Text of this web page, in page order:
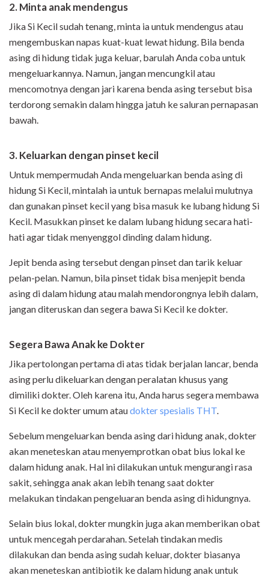
2. Minta anak mendengus
Jika Si Kecil sudah tenang, minta ia untuk mendengus atau
mengembuskan napas kuat-kuat lewat hidung. Bila benda
asing di hidung tidak juga keluar, barulah Anda coba untuk
mengeluarkannya. Namun, jangan mencungkil atau
mencomotnya dengan jari karena benda asing tersebut bisa
terdorong semakin dalam hingga jatuh ke saluran pernapasan
bawah.
3. Keluarkan dengan pinset kecil
Untuk mempermudah Anda mengeluarkan benda asing di
hidung Si Kecil, mintalah ia untuk bernapas melalui mulutnya
dan gunakan pinset kecil yang bisa masuk ke lubang hidung Si
Kecil. Masukkan pinset ke dalam lubang hidung secara hati-
hati agar tidak menyenggol dinding dalam hidung.
Jepit benda asing tersebut dengan pinset dan tarik keluar
pelan-pelan. Namun, bila pinset tidak bisa menjepit benda
asing di dalam hidung atau malah mendorongnya lebih dalam,
jangan diteruskan dan segera bawa Si Kecil ke dokter.
Segera Bawa Anak ke Dokter
Jika pertolongan pertama di atas tidak berjalan lancar, benda
asing perlu dikeluarkan dengan peralatan khusus yang
dimiliki dokter. Oleh karena itu, Anda harus segera membawa
Si Kecil ke dokter umum ataudokter spesialis THT.
Sebelum mengeluarkan benda asing dari hidung anak, dokter
akan meneteskan atau menyemprotkan obat bius lokal ke
dalam hidung anak. Hal ini dilakukan untuk mengurangi rasa
sakit, sehingga anak akan lebih tenang saat dokter
melakukan tindakan pengeluaran benda asing di hidungnya.
Selain bius lokal, dokter mungkin juga akan memberikan obat
untuk mencegah perdarahan. Setelah tindakan medis
dilakukan dan benda asing sudah keluar, dokter biasanya
akan meneteskan antibiotik ke dalam hidung anak untuk